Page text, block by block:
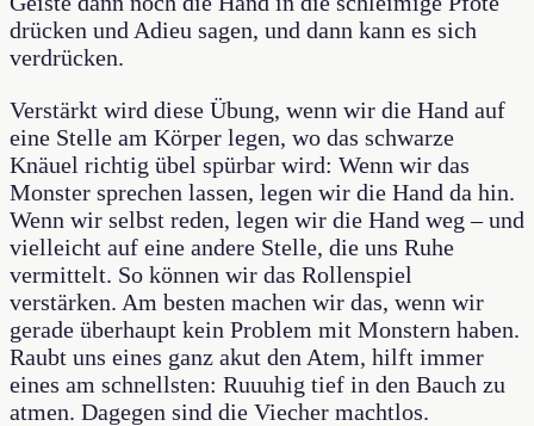
drücken und Adieu sagen, und dann kann es sich
verdrücken.
Verstärkt wird diese Übung, wenn wir die Hand auf
eine Stelle am Körper legen, wo das schwarze
Knäuel richtig übel spürbar wird: Wenn wir das
Monster sprechen lassen, legen wir die Hand da hin.
Wenn wir selbst reden, legen wir die Hand weg – und
vielleicht auf eine andere Stelle, die uns Ruhe
vermittelt. So können wir das Rollenspiel
verstärken. Am besten machen wir das, wenn wir
gerade überhaupt kein Problem mit Monstern haben.
Raubt uns eines ganz akut den Atem, hilft immer
eines am schnellsten: Ruuuhig tief in den Bauch zu
atmen. Dagegen sind die Viecher machtlos.